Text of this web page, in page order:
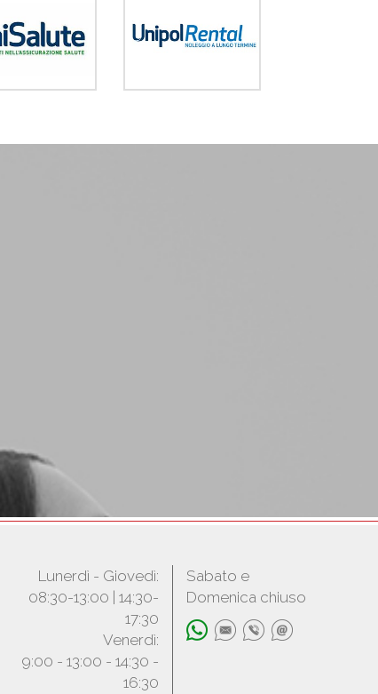
Lunerdì - Giovedì:
08:30-13:00 | 14:30-
17:30
Venerdì:
9:00 - 13:00 - 14:30 -
16:30
Sabato e
Domenica chiuso